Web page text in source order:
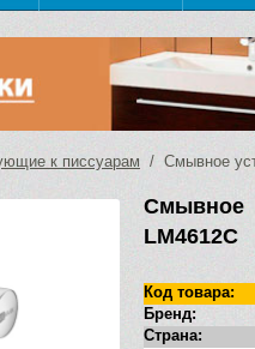
к писсуарам / Смывное
Смывное
LM4612C
Код товара:
Бренд:
Страна: